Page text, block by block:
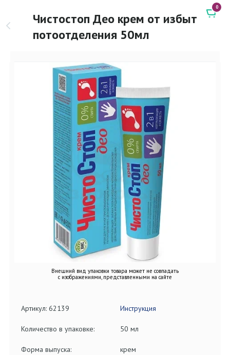
Чистостоп Део крем от избыт
потоотделения 50мл
0
Внешний вид упаковки товара может не совпадать
с изображениями, представленными на сайте
Артикул: 62139 Инструкция
Количество в упаковке: 50 мл
Форма выпуска: крем